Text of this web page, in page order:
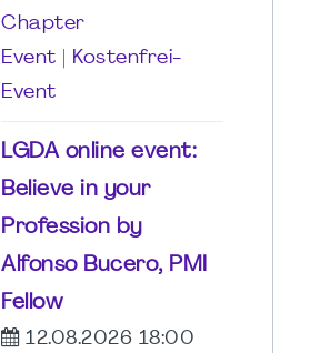
Chapter
Event
Kostenfrei-
Event
LGDA online event:
Believe in your
Profession by
Alfonso Bucero, PMI
Fellow
12.08.2026 18:00